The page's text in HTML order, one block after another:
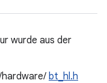
wurde aus der
bt_hl.h